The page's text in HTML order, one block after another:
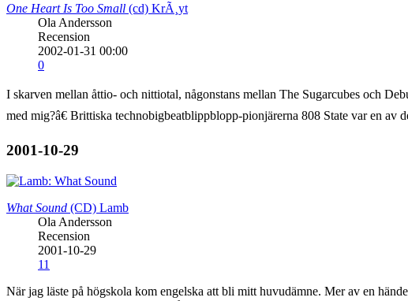
One Heart Is Too Small (cd) KrÃ¸yt
Ola Andersson
Recension
2002-01-31 00:00
0
I skarven mellan åttio- och nittiotal, någonstans mellan The Sugarcubes och
med mig?â€ Brittiska technobigbeatblippblopp-pionjärerna 808 State var en
2001-10-29
What Sound (CD) Lamb
Ola Andersson
Recension
2001-10-29
11
När jag läste på högskola kom engelska att bli mitt huvudämne. Mer av en